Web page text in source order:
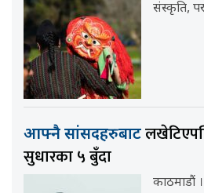
संस्कृति,
आफ्नै सांसदहरुबाट
सुधारका ५ बुँदा
काठमाडौं